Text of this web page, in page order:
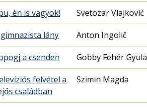
én is vagyok! Svetozar Vlajković
lány Anton Ingolič
a csenden Gobby Fehér Gyula
felvétel a
családban
Szimin Magda